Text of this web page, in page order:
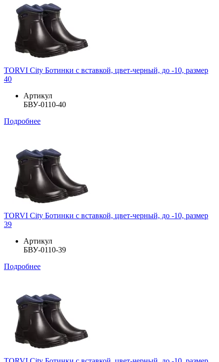
TORVI City Ботинки с вставкой, цвет-черный, до -10, размер
40
Артикул
БВУ-0110-40
Подробнее
TORVI City Ботинки с вставкой, цвет-черный, до -10, размер
39
Артикул
БВУ-0110-39
Подробнее